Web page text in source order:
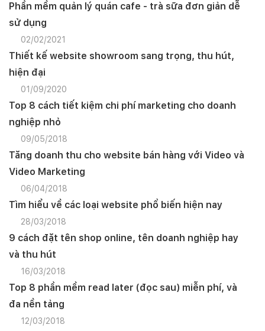
Phần mềm quản lý quán cafe - trà sữa đơn giản dễ
sử dụng
02/02/2021
Thiết kế website showroom sang trọng, thu hút,
hiện đại
01/09/2020
Top 8 cách tiết kiệm chi phí marketing cho doanh
nghiệp nhỏ
09/05/2018
Tăng doanh thu cho website bán hàng với Video và
Video Marketing
06/04/2018
Tìm hiểu về các loại website phổ biến hiện nay
28/03/2018
9 cách đặt tên shop online, tên doanh nghiệp hay
và thu hút
16/03/2018
Top 8 phần mềm read later (đọc sau) miễn phí, và
đa nền tảng
12/03/2018